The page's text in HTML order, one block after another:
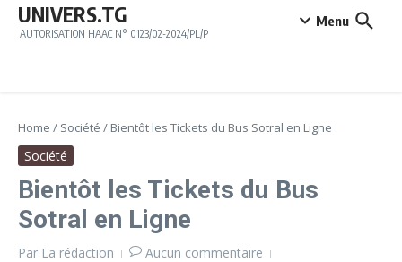
UNIVERS.TG
AUTORISATION HAAC N° 0123/02-2024/PL/P
Menu
Home / Société / Bientôt les Tickets du Bus Sotral en Ligne
Société
Bientôt les Tickets du Bus
Sotral en Ligne
Par La rédaction
Aucun commentaire